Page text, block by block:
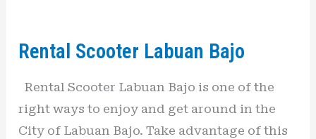
Rental Scooter Labuan Bajo
Rental Scooter Labuan Bajo is one of the
right ways to enjoy and get around in the
City of Labuan Bajo. Take advantage of this